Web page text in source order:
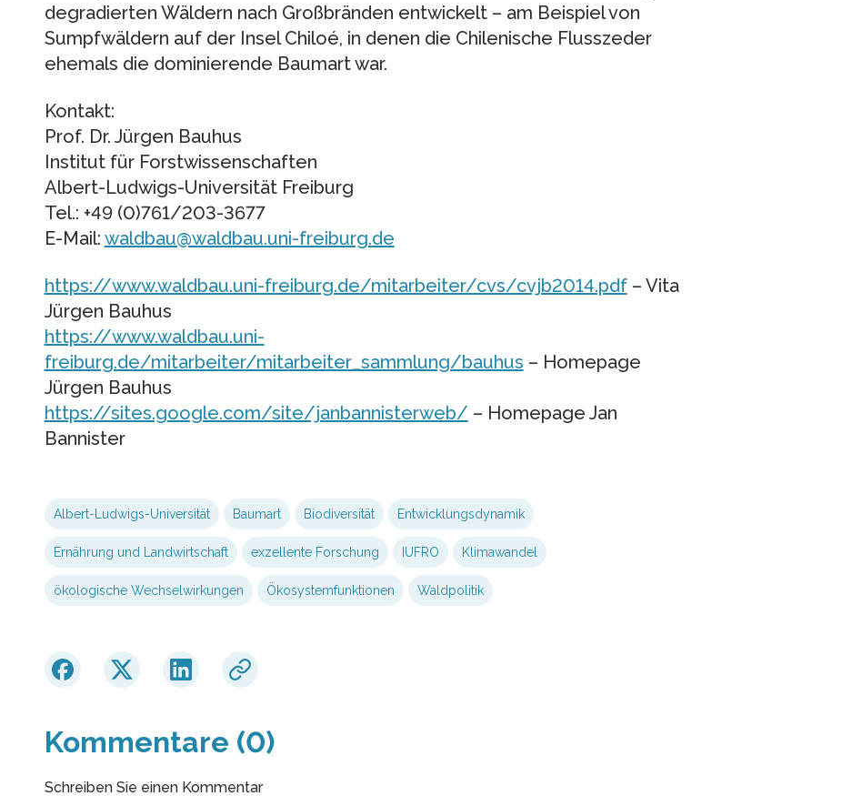
degradierten Wäldern nach Großbränden entwickelt – am Beispiel von
Sumpfwäldern auf der Insel Chiloé, in denen die Chilenische Flusszeder
ehemals die dominierende Baumart war.
Kontakt:
Prof. Dr. Jürgen Bauhus
Institut für Forstwissenschaften
Albert-Ludwigs-Universität Freiburg
Tel.: +49 (0)761/203-3677
E-Mail: waldbau@waldbau.uni-freiburg.de
https://www.waldbau.uni-freiburg.de/mitarbeiter/cvs/cvjb2014.pdf– Vita
Jürgen Bauhus
https://www.waldbau.uni-
freiburg.de/mitarbeiter/mitarbeiter_sammlung/bauhus – Homepage
Jürgen Bauhus
https://sites.google.com/site/janbannisterweb/ – Homepage Jan
Bannister
Albert-Ludwigs-Universität Baumart Biodiversität Entwicklungsdynamik
Ernährung und Landwirtschaft exzellente Forschung IUFRO Klimawandel
ökologische Wechselwirkungen Ökosystemfunktionen Waldpolitik
Kommentare (0)
Schreiben Sie einen Kommentar